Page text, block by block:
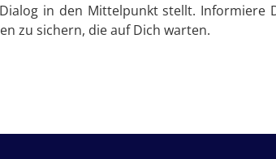
in den Mittelpunkt stellt. Informiere
zu sichern, die auf Dich warten.